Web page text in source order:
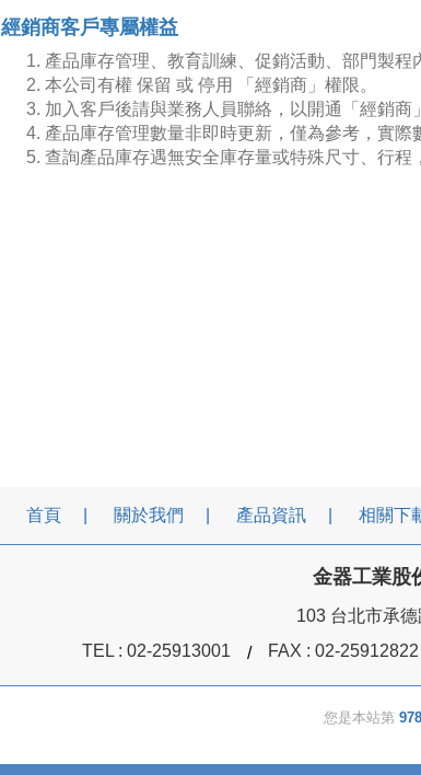
經銷商客戶專屬權益
產品庫存管理、教育訓練、促銷活動、部門製程
本公司有權 保留 或 停用 「經銷商」權限。
加入客戶後請與業務人員聯絡，以開通「經銷商
產品庫存管理數量非即時更新，僅為參考，實際
查詢產品庫存遇無安全庫存量或特殊尺寸、行程
首頁 關於我們 產品資訊 相關下
金器工業股
103 台北市承
TEL : 02-25913001 FAX : 02-25912822
您是本站第